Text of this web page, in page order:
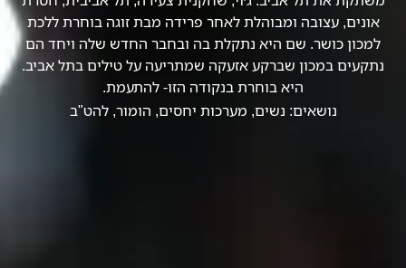
אונים, עצובה ומבוהלת לאחר פרידה מבת זוגה בוחרת ללכת
למכון כושר. שם היא נתקלת בה ובחבר החדש שלה ויחד הם
נתקעים במכון שברקע אזעקה שמתריעה על טילים בתל אביב.
היא בוחרת בנקודה הזו- להתעמת.
נושאים: נשים, מערכות יחסים, הומור,להט"ב